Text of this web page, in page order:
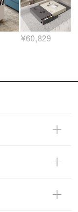
¥60,829